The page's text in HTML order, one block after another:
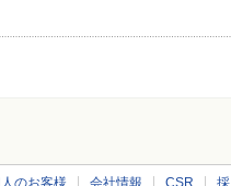
のお客様 会社情報 CSR